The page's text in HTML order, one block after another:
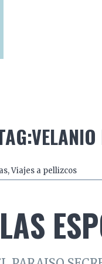
,Viajes a pellizcos